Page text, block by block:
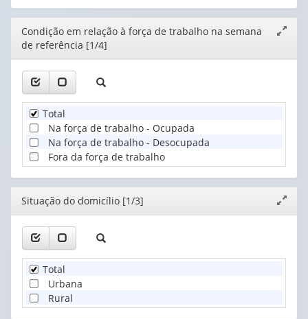
Editor
Condição em relação à força de trabalho na semana
de referência [1/4]
Total
Na força de trabalho - Ocupada
Na força de trabalho - Desocupada
Fora da força de trabalho
Editor
janela
Situação do domicílio [1/3]
Total
Urbana
Rural